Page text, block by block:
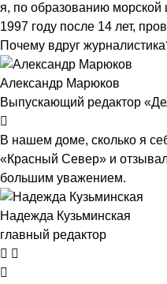
я, по образованию
1997 году после 14 лет,
Почему вдруг
Александр Марюков
Выпускающий редактор
В нашем доме, сколько я
«Красный Север» и
большим уважением.
Надежда Кузьминская
главный редактор